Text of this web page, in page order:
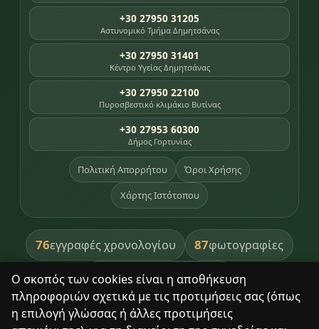
Ο σκοπός των cookies είναι η αποθήκευση
πληροφοριών σχετικά με τις προτιμήσεις σας (όπως
η επιλογή γλώσσας ή άλλες προτιμήσεις
+30 27950 31205
Αστυνομικό Τμήμα Δημητσάνας
+30 27950 31401
Κέντρο Υγείας Δημητσάνας
+30 27950 22100
Πυροσβεστικό κλιμάκιο Βυτίνας
+30 27953 60300
Δήμος Γορτυνίας
Πολιτική Απορρήτου Όροι Χρήσης
Χάρτης Ιστότοπου
76εγγραφές χρονολογίου 87φωτογραφίες
391βιβλία βιβλιοθήκης
8σημεία κληρονομιάς